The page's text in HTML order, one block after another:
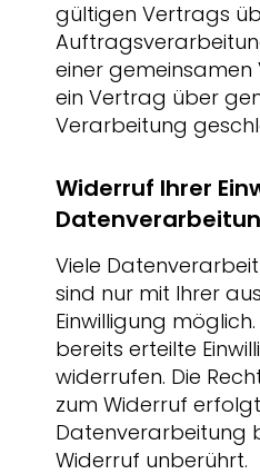
gültigen Vertrags
einer
ein Vertrag über
Verarbeitung
Widerruf Ihrer
Viele
sind nur mit Ihrer
Einwilligung
bereits erteilte
widerrufen. Die
zum Widerruf
Datenverarbeitung
Widerruf unberührt.